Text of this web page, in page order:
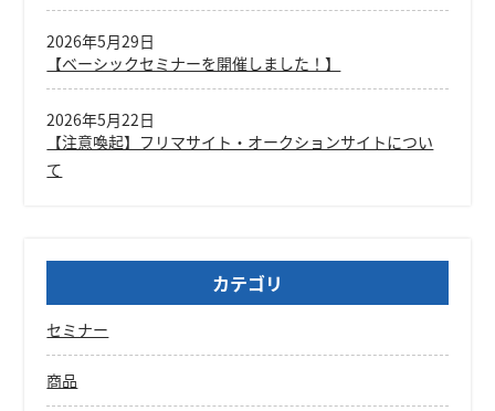
【ベーシックセミナーを開催しました！】
2026年5月29日
【注意喚起】フリマサイト・オークションサイトについ
て
2026年5月22日
カテゴリ
セミナー
商品